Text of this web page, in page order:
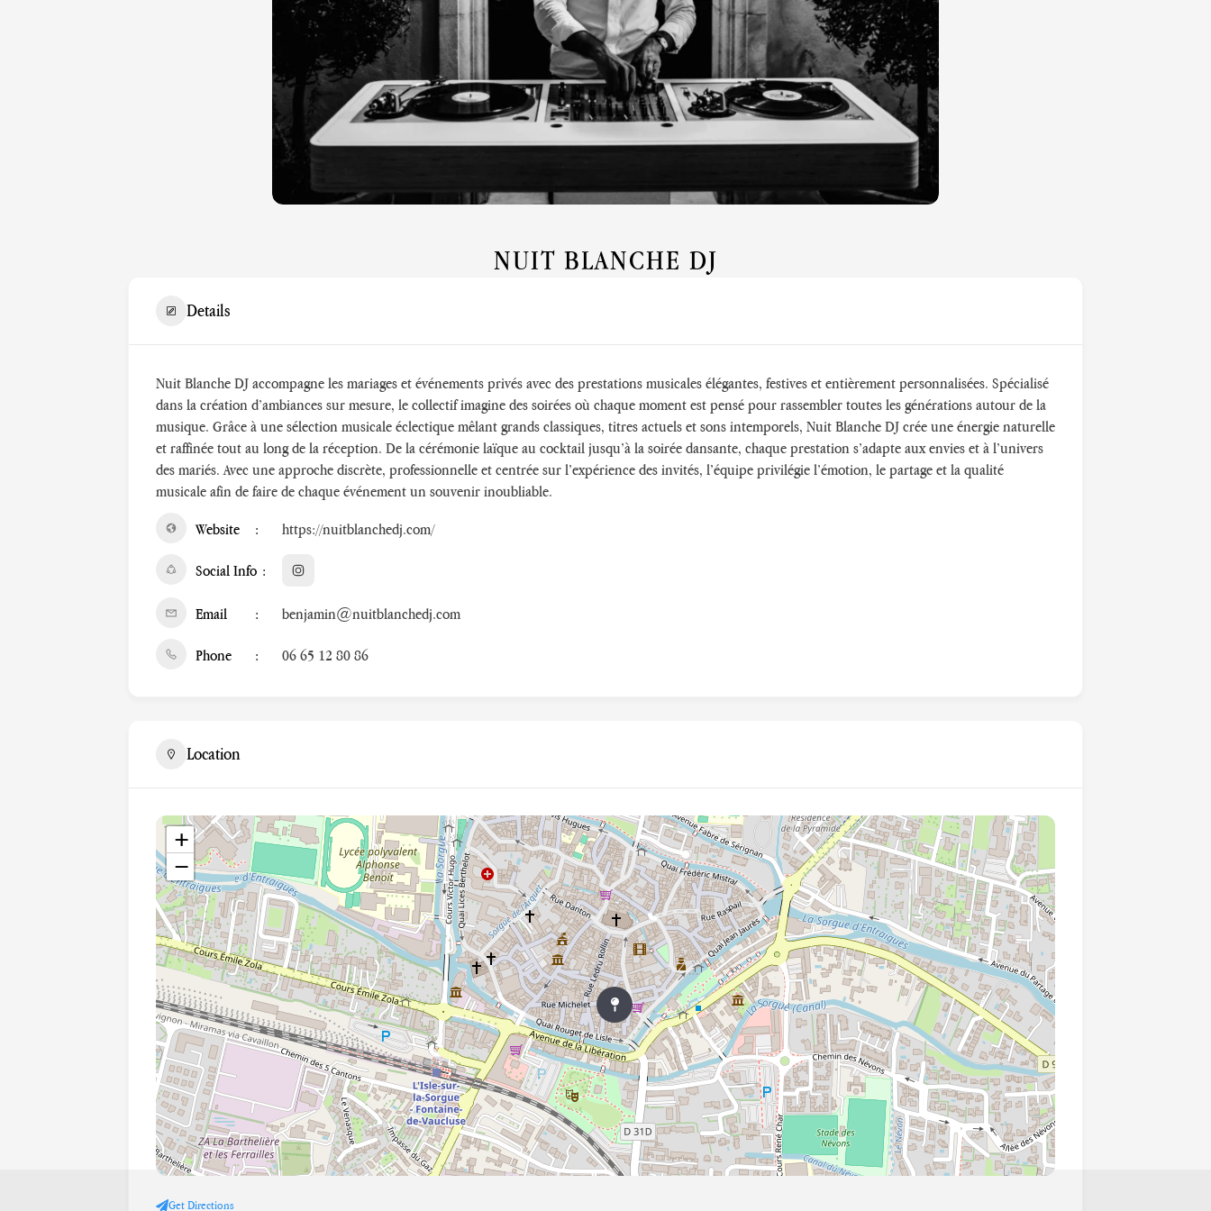
NUIT BLANCHE DJ
Details
Nuit Blanche DJ accompagne les mariages et événements privés avec des prestations musicales élégantes, festives et entièrement personnalisées. Spécialisé
dans la création d’ambiances sur mesure, le collectif imagine des soirées où chaque moment est pensé pour rassembler toutes les générations autour de la
musique. Grâce à une sélection musicale éclectique mêlant grands classiques, titres actuels et sons intemporels, Nuit Blanche DJ crée une énergie naturelle
et raffinée tout au long de la réception. De la cérémonie laïque au cocktail jusqu’à la soirée dansante, chaque prestation s’adapte aux envies et à l’univers
des mariés. Avec une approche discrète, professionnelle et centrée sur l’expérience des invités, l’équipe privilégie l’émotion, le partage et la qualité
musicale afin de faire de chaque événement un souvenir inoubliable.
Website https://nuitblanchedj.com/
Social Info
Email benjamin@nuitblanchedj.com
Phone 06 65 12 80 86
Location
+
−
Get Directions